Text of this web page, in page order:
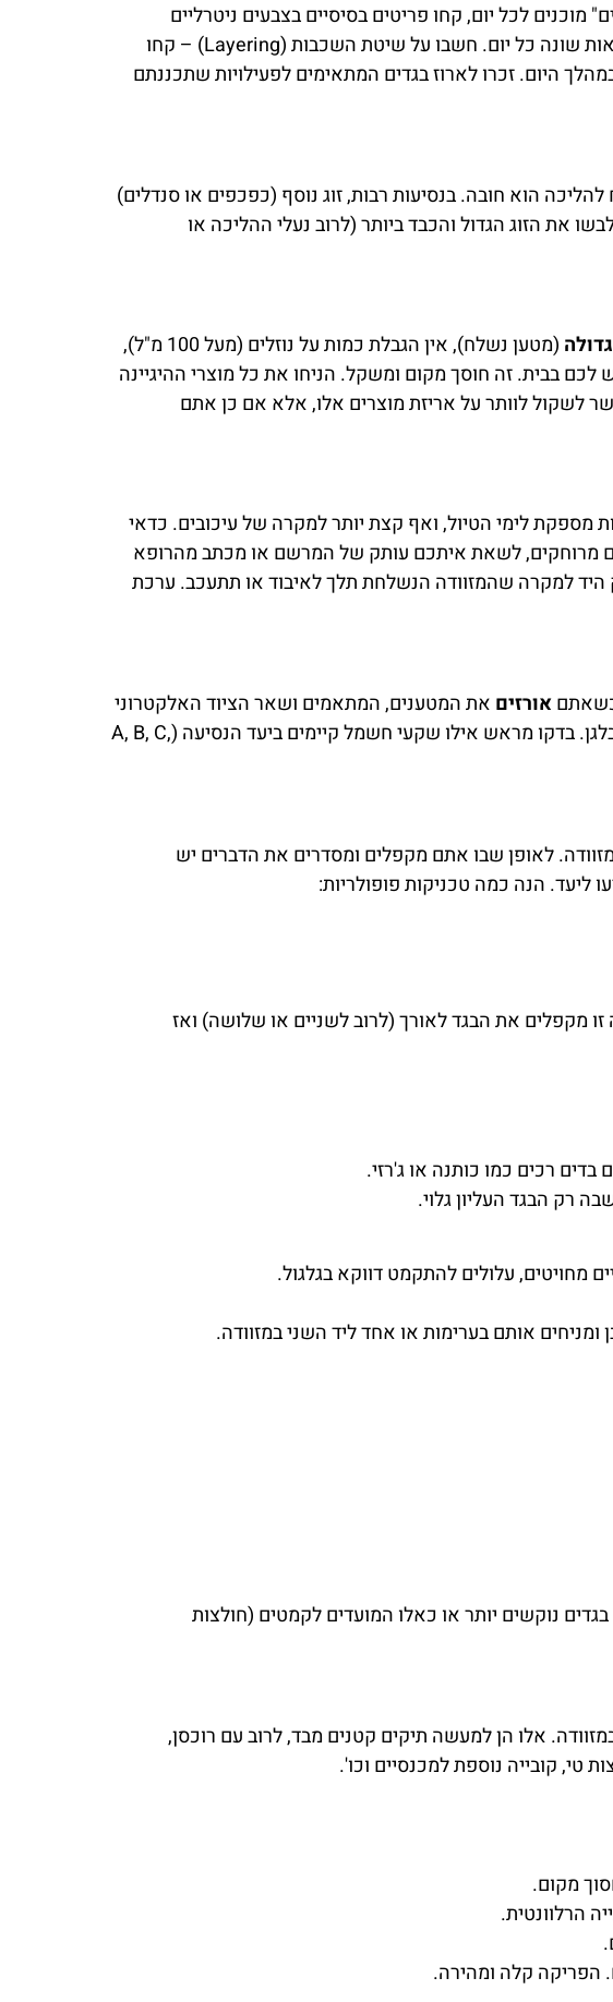
לכל יום, קחו פריטים בסיסיים בצבעים ניטרליים
שתוכלו לשלב זה עם זה ליצירת מגוון שילובים. זה מאפשר לכם לנסוע עם פחות בגדים ועדיין להיראות שונה כל יום. חשבו על שיטת השכבות (Layering) – קחו
היום. זכרו לארוז בגדים המתאימים לפעילויות שתכננתם
הוא חובה. בנסיעות רבות, זוג נוסף (כפכפים או סנדלים)
את הזוג הגדול והכבד ביותר (לרוב נעלי ההליכה או
(מטען נשלח), אין הגבלת כמות על נוזלים (מעל 100 מ"ל),
לכם בבית. זה חוסך מקום ומשקל. הניחו את כל מוצרי ההיגיינה
לוותר על אריזת מוצרים אלו, אלא אם כן אתם
לימי הטיול, ואף קצת יותר למקרה של עיכובים. כדאי
מרוחקים, לשאת איתכם עותק של המרשם או מכתב מהרופא
למקרה שהמזוודה הנשלחת תלך לאיבוד או תתעכב. ערכת
כשאתםאורזים את המטענים, המתאמים ושאר הציוד האלקטרוני
במזוודה הגדולה, ודאו שהם ארוזים בצורה מסודרת, אולי בנרתיקים ייעודיים, כדי למנוע התפזרות ובלגן. בדקו מראש אילו שקעי חשמל קיימים ביעד הנסיעה (A, B, C,
לאופן שבו אתם מקפלים ומסדרים את הדברים יש
הנה כמה טכניקות פופולריות:
מקפלים את הבגד לאורך (לרוב לשניים או שלושה) ואז
רכים כמו כותנה או ג'רזי.
רק הבגד העליון גלוי.
מחויטים, עלולים להתקמט דווקא בגלגול.
אותם בערימות או אחד ליד השני במזוודה.
נוקשים יותר או כאלו המועדים לקמטים (חולצות
אלו הן למעשה תיקים קטנים מבד, לרוב עם רוכסן,
טי, קובייה נוספת למכנסיים וכו'.
מקום.
הרלוונטית.
הפריקה קלה ומהירה.